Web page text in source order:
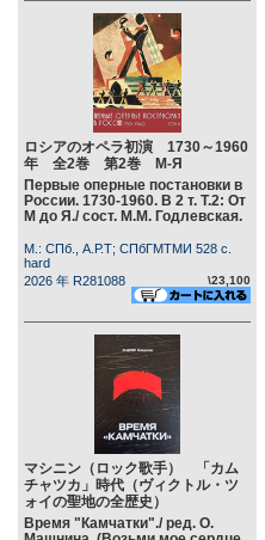
ロシアのオペラ初演 1730～1960
年 全2巻 第2巻 М-Я
Первые оперные постановки в
России. 1730-1960. В 2 т. Т.2: От
М до Я./ сост. М.М. Годлевская.
М.: СПб., А.Р.Т; СПбГМТМИ 528 c.
hard
2026 年 R281088
\23,100
マシニン（ロック歌手） 「カム
チャツカ」時代（ヴィクトル・ツ
ォイの聖地の全歴史）
Время "Камчатки"./ ред. О.